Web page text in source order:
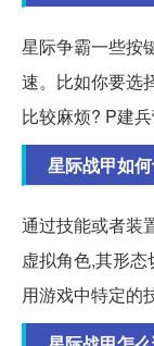
星际争霸一些按
速。比如你要选
比较麻烦? P建
星际战甲如
通过技能或者装
虚拟角色,其形
用游戏中特定的